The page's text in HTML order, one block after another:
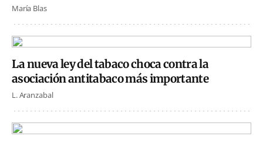
María Blas
La nueva ley del tabaco choca contra la
asociación antitabaco más importante
L. Aranzabal